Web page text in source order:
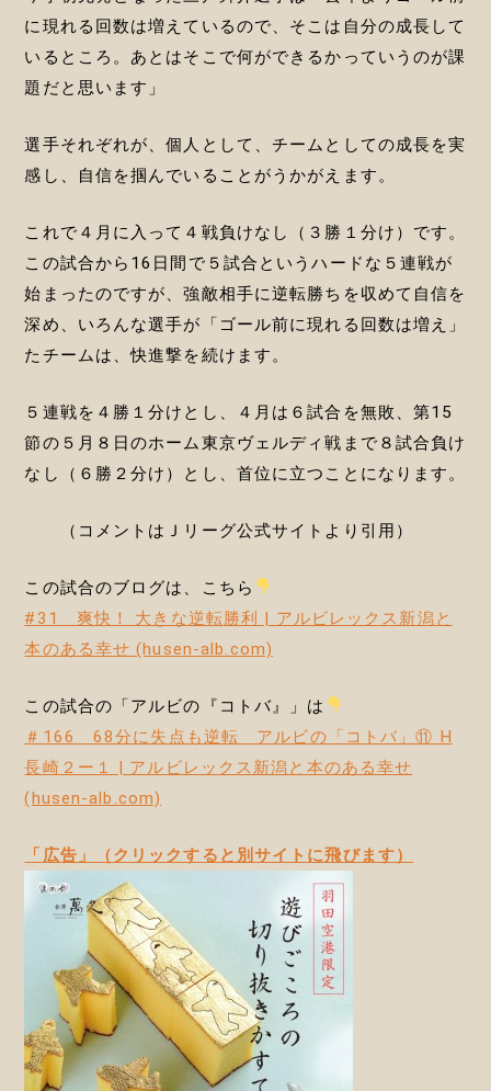
に現れる回数は増えているので、そこは自分の成長して
いるところ。あとはそこで何ができるかっていうのが課
題だと思います」
選手それぞれが、個人として、チームとしての成長を実
感し、自信を掴んでいることがうかがえます。
これで４月に入って４戦負けなし（３勝１分け）です。
この試合から16日間で５試合というハードな５連戦が
始まったのですが、強敵相手に逆転勝ちを収めて自信を
深め、いろんな選手が「ゴール前に現れる回数は増え」
たチームは、快進撃を続けます。
５連戦を４勝１分けとし、４月は６試合を無敗、第15
節の５月８日のホーム東京ヴェルディ戦まで８試合負け
なし（６勝２分け）とし、首位に立つことになります。
（コメントはＪリーグ公式サイトより引用）
この試合のブログは、こちら
#31 爽快！ 大きな逆転勝利 | アルビレックス新潟と
本のある幸せ (husen-alb.com)
この試合の「アルビの『コトバ』」は
＃166 68分に失点も逆転 アルビの「コトバ」⑪ H
長崎２ー１ | アルビレックス新潟と本のある幸せ
(husen-alb.com)
「広告」（クリックすると別サイトに飛びます）